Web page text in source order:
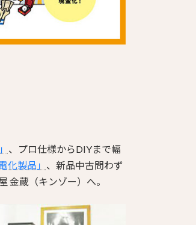
、プロ仕様からDIYまで幅
化製品」 、新品中古問わず
金蔵（キンゾー）へ。